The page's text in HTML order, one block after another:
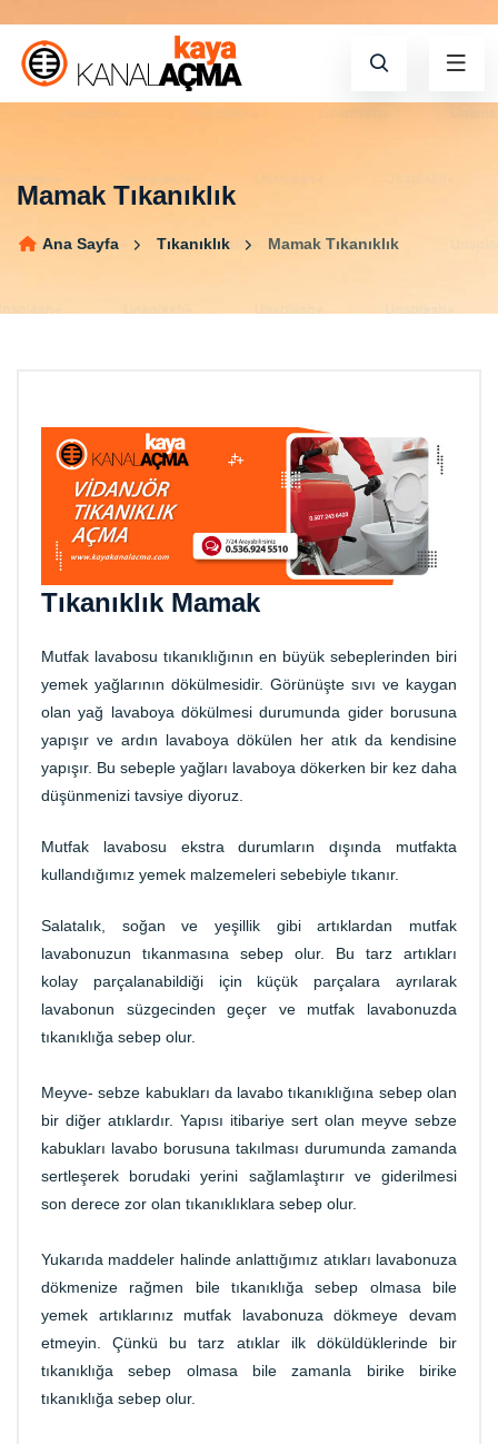
Mamak Tıkanıklık
Ana Sayfa Tıkanıklık Mamak Tıkanıklık
Tıkanıklık Mamak
Mutfak lavabosu tıkanıklığının en büyük sebeplerinden biri
yemek yağlarının dökülmesidir. Görünüşte sıvı ve kaygan
olan yağ lavaboya dökülmesi durumunda gider borusuna
yapışır ve ardın lavaboya dökülen her atık da kendisine
yapışır. Bu sebeple yağları lavaboya dökerken bir kez daha
düşünmenizi tavsiye diyoruz.
Mutfak lavabosu ekstra durumların dışında mutfakta
kullandığımız yemek malzemeleri sebebiyle tıkanır.
Salatalık, soğan ve yeşillik gibi artıklardan mutfak
lavabonuzun tıkanmasına sebep olur. Bu tarz artıkları
kolay parçalanabildiği için küçük parçalara ayrılarak
lavabonun süzgecinden geçer ve mutfak lavabonuzda
tıkanıklığa sebep olur.
Meyve- sebze kabukları da lavabo tıkanıklığına sebep olan
bir diğer atıklardır. Yapısı itibariye sert olan meyve sebze
kabukları lavabo borusuna takılması durumunda zamanda
sertleşerek borudaki yerini sağlamlaştırır ve giderilmesi
son derece zor olan tıkanıklıklara sebep olur.
Yukarıda maddeler halinde anlattığımız atıkları lavabonuza
dökmenize rağmen bile tıkanıklığa sebep olmasa bile
yemek artıklarınız mutfak lavabonuza dökmeye devam
etmeyin. Çünkü bu tarz atıklar ilk döküldüklerinde bir
tıkanıklığa sebep olmasa bile zamanla birike birike
tıkanıklığa sebep olur.